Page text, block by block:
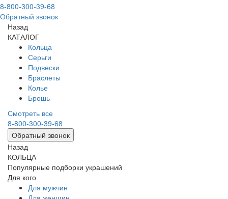
8-800-300-39-68
Обратный звонок
Назад
КАТАЛОГ
Кольца
Серьги
Подвески
Браслеты
Колье
Брошь
Смотреть все
8-800-300-39-68
Обратный звонок
Назад
КОЛЬЦА
Популярные подборки украшений
Для кого
Для мужчин